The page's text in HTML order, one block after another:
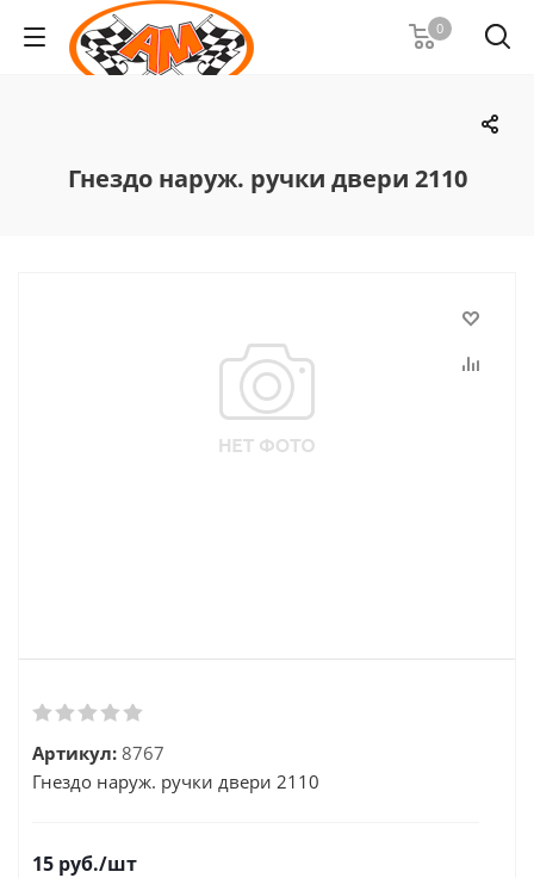
0
Гнездо наруж. ручки двери 2110
Артикул: 8767
Гнездо наруж. ручки двери 2110
15 руб./шт